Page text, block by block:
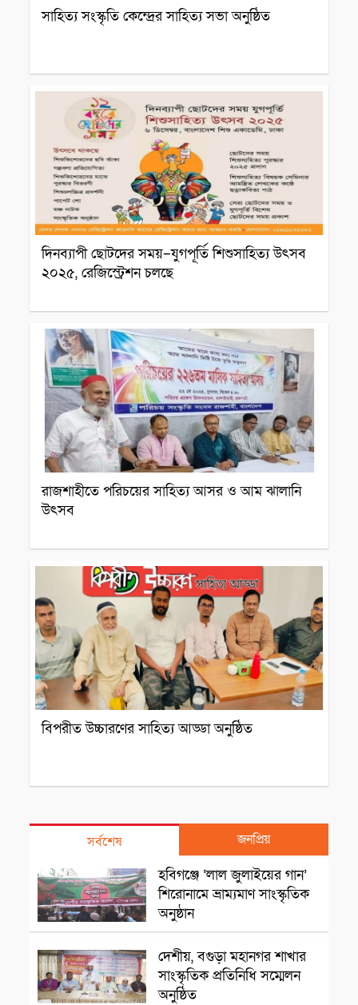
সাহিত্য সংস্কৃতি কেন্দ্রের সাহিত্য সভা অনুষ্ঠিত
সাহিত্য আসর
দিনব্যাপী ছোটদের সময়–যুগপূর্তি শিশুসাহিত্য উৎসব
২০২৫, রেজিস্ট্রেশন চলছে
সাহিত্য আসর
রাজশাহীতে পরিচয়ের সাহিত্য আসর ও আম ঝালানি
উৎসব
সাহিত্য আসর
বিপরীত উচ্চারণের সাহিত্য আড্ডা অনুষ্ঠিত
সর্বশেষ জনপ্রিয়
হবিগঞ্জে ‘লাল জুলাইয়ের গান’
শিরোনামে ভ্রাম্যমাণ সাংস্কৃতিক
অনুষ্ঠান
দেশীয়, বগুড়া মহানগর শাখার
সাংস্কৃতিক প্রতিনিধি সম্মেলন
অনুষ্ঠিত